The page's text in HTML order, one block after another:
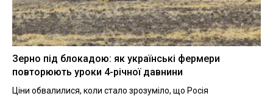
Зерно під блокадою: як українські фермери
повторюють уроки 4-річної давнини
Ціни обвалилися, коли стало зрозуміло, що Росія